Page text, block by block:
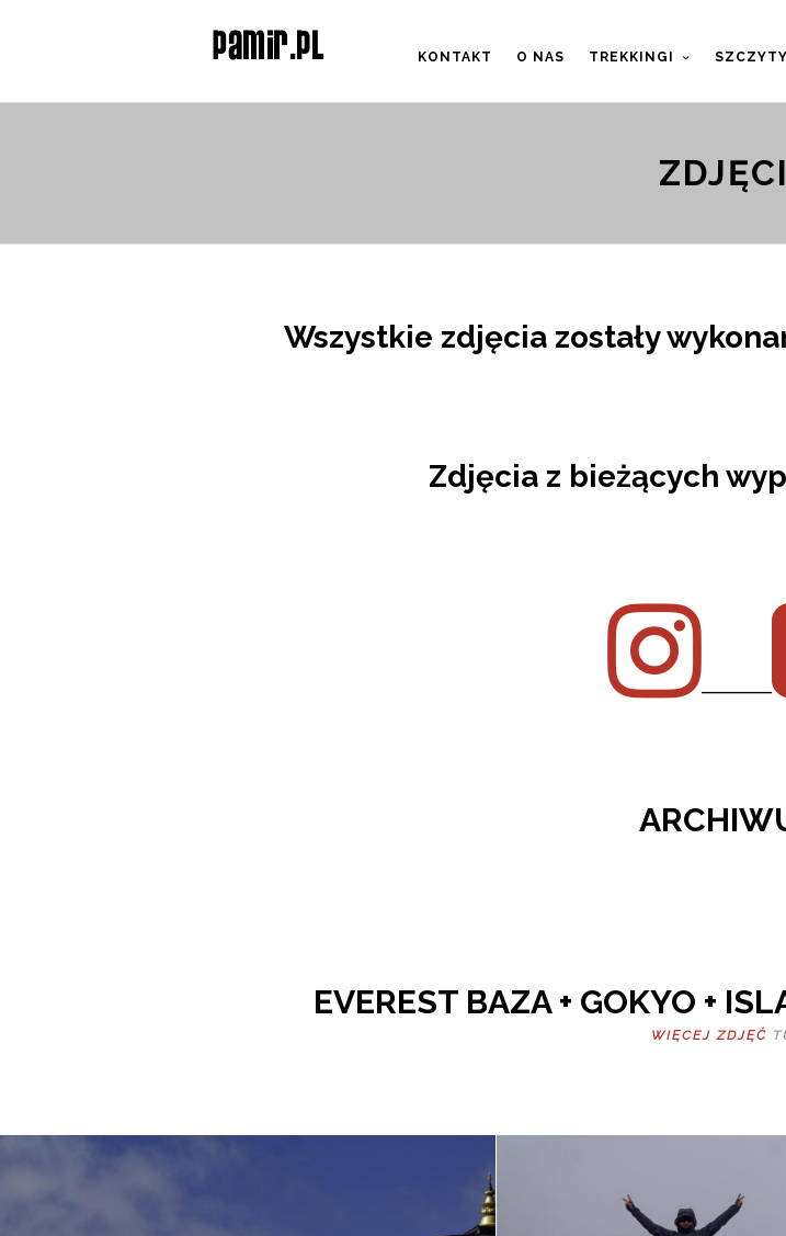
KONTAKT O NAS TREKKINGI SZCZYTY
Wszystkie zdjęcia zostały
Zdjęcia z bieżących
EVEREST BAZA + GOKYO +
WIĘCEJ ZDJĘĆ